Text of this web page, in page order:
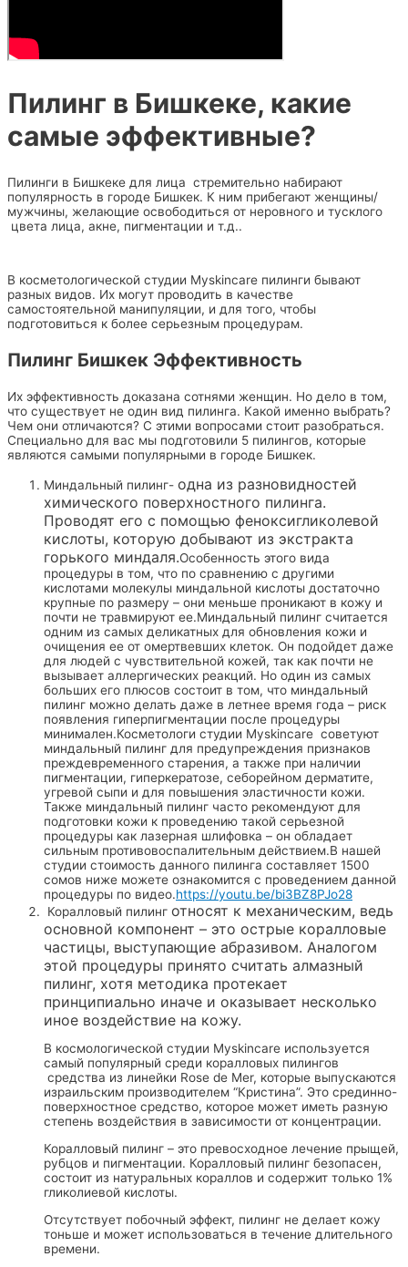
Пилинг в Бишкеке, какие
самые эффективные?
Пилинги в Бишкеке для лица стремительно набирают
популярность в городе Бишкек. К ним прибегают женщины/
мужчины, желающие освободиться от неровного и тусклого
цвета лица, акне, пигментации и т.д..
В косметологической студии Myskincare пилинги бывают
разных видов. Их могут проводить в качестве
самостоятельной манипуляции, и для того, чтобы
подготовиться к более серьезным процедурам.
Пилинг Бишкек Эффективность
Их эффективность доказана сотнями женщин. Но дело в том,
что существует не один вид пилинга. Какой именно выбрать?
Чем они отличаются? С этими вопросами стоит разобраться.
Специально для вас мы подготовили 5 пилингов, которые
являются самыми популярными в городе Бишкек.
Миндальный пилинг- одна из разновидностей
химического поверхностного пилинга.
Проводят его с помощью феноксигликолевой
кислоты, которую добывают из экстракта
горького миндаля.Особенность этого вида
процедуры в том, что по сравнению с другими
кислотами молекулы миндальной кислоты достаточно
крупные по размеру – они меньше проникают в кожу и
почти не травмируют ее.Миндальный пилинг считается
одним из самых деликатных для обновления кожи и
очищения ее от омертвевших клеток. Он подойдет даже
для людей с чувствительной кожей, так как почти не
вызывает аллергических реакций. Но один из самых
больших его плюсов состоит в том, что миндальный
пилинг можно делать даже в летнее время года – риск
появления гиперпигментации после процедуры
минимален.Косметологи студии Myskincare советуют
миндальный пилинг для предупреждения признаков
преждевременного старения, а также при наличии
пигментации, гиперкератозе, себорейном дерматите,
угревой сыпи и для повышения эластичности кожи.
Также миндальный пилинг часто рекомендуют для
подготовки кожи к проведению такой серьезной
процедуры как лазерная шлифовка – он обладает
сильным противовоспалительным действием.В нашей
студии стоимость данного пилинга составляет 1500
сомов ниже можете ознакомится с проведением данной
процедуры по видео.https://youtu.be/bi3BZ8PJo28
Коралловый пилинг относят к механическим, ведь
основной компонент – это острые коралловые
частицы, выступающие абразивом. Аналогом
этой процедуры принято считать алмазный
пилинг, хотя методика протекает
принципиально иначе и оказывает несколько
иное воздействие на кожу.
В космологической студии Myskincare используется
самый популярный среди коралловых пилингов
средства из линейки Rose de Mer, которые выпускаются
израильским производителем “Кристина”. Это срединно-
поверхностное средство, которое может иметь разную
степень воздействия в зависимости от концентрации.
Коралловый пилинг – это превосходное лечение прыщей,
рубцов и пигментации. Коралловый пилинг безопасен,
состоит из натуральных кораллов и содержит только 1%
гликолиевой кислоты.
Отсутствует побочный эффект, пилинг не делает кожу
тоньше и может использоваться в течение длительного
времени.